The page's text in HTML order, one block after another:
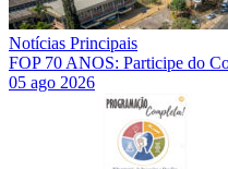
Notícias Principais
FOP 70 ANOS: Participe do
05 ago 2026